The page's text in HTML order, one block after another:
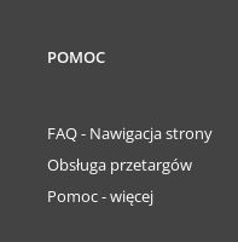
POMOC
FAQ - Nawigacja strony
Obsługa przetargów
Pomoc - więcej